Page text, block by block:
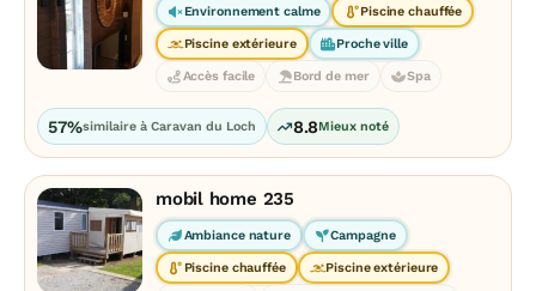
Environnement calme Piscine chauffée
Piscine extérieure Proche ville
Accès facile Bord de mer Spa
57%similaire à Caravan du Loch 8.8Mieux noté
mobil home 235
Ambiance nature Campagne
Piscine chauffée Piscine extérieure